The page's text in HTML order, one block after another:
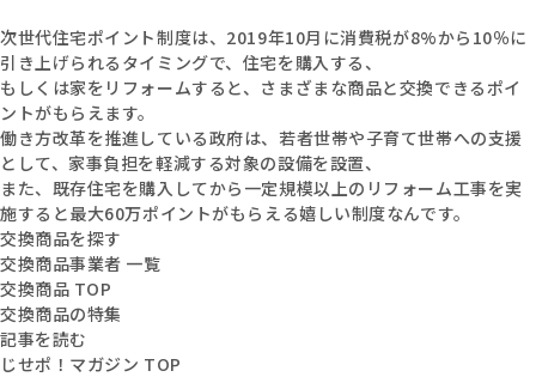
次世代住宅ポイント制度は、2019年10月に消費税が8%から10％に
引き上げられるタイミングで、住宅を購入する、
もしくは家をリフォームすると、さまざまな商品と交換できるポイ
ントがもらえます。
働き方改革を推進している政府は、若者世帯や子育て世帯への支援
として、家事負担を軽減する対象の設備を設置、
また、既存住宅を購入してから一定規模以上のリフォーム工事を実
施すると最大60万ポイントがもらえる嬉しい制度なんです。
交換商品を探す
交換商品事業者 一覧
交換商品 TOP
交換商品の特集
記事を読む
じせポ！マガジン TOP